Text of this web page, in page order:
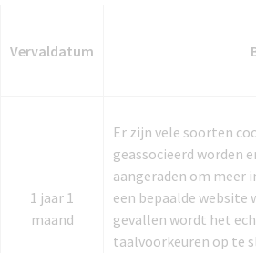
Vervaldatum
1 jaar 1
maand
Er zijn vele soorten
geassocieerd worden
aangeraden om meer
een bepaalde website
gevallen wordt het
taalvoorkeuren op te